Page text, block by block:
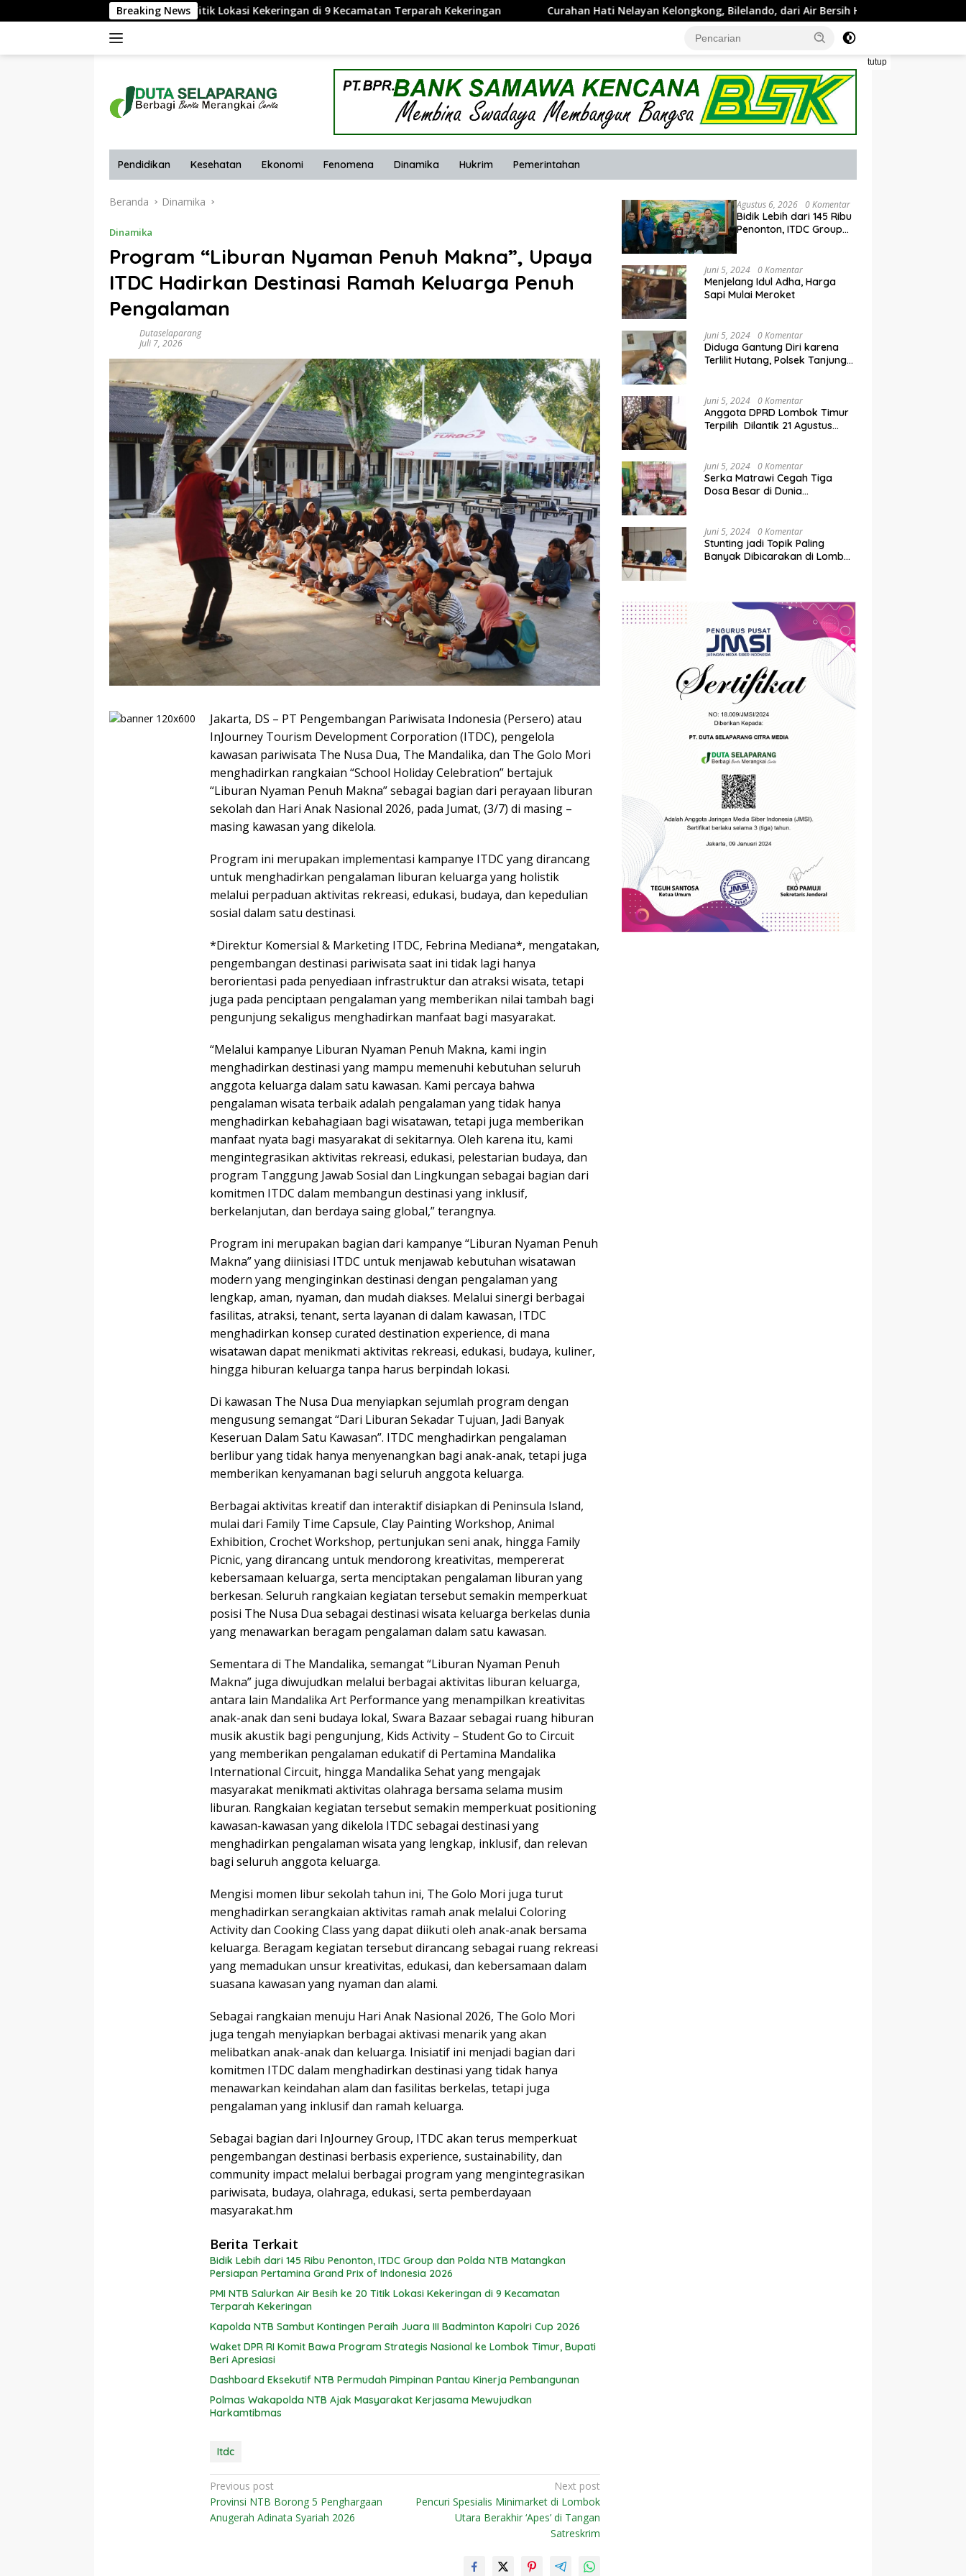
ke
Breaking News
Besih ke 20 Titik Lokasi Kekeringan di 9 Kecamatan Terparah Kekeringan Curahan Hati Nelayan Kelongkong, Bilelando, dari Air Bersih Hingga Harga BBM Meroket
tutup
Pendidikan Kesehatan Ekonomi Fenomena Dinamika Hukrim Pemerintahan
Beranda Dinamika
Dinamika
Program “Liburan Nyaman Penuh Makna”, Upaya
ITDC Hadirkan Destinasi Ramah Keluarga Penuh
Pengalaman
Dutaselaparang
Juli 7, 2026
Jakarta, DS – PT Pengembangan Pariwisata Indonesia (Persero) atau
InJourney Tourism Development Corporation (ITDC), pengelola
kawasan pariwisata The Nusa Dua, The Mandalika, dan The Golo Mori
menghadirkan rangkaian “School Holiday Celebration” bertajuk
“Liburan Nyaman Penuh Makna” sebagai bagian dari perayaan liburan
sekolah dan Hari Anak Nasional 2026, pada Jumat, (3/7) di masing –
masing kawasan yang dikelola.
Program ini merupakan implementasi kampanye ITDC yang dirancang
untuk menghadirkan pengalaman liburan keluarga yang holistik
melalui perpaduan aktivitas rekreasi, edukasi, budaya, dan kepedulian
sosial dalam satu destinasi.
*Direktur Komersial & Marketing ITDC, Febrina Mediana*, mengatakan,
pengembangan destinasi pariwisata saat ini tidak lagi hanya
berorientasi pada penyediaan infrastruktur dan atraksi wisata, tetapi
juga pada penciptaan pengalaman yang memberikan nilai tambah bagi
pengunjung sekaligus menghadirkan manfaat bagi masyarakat.
“Melalui kampanye Liburan Nyaman Penuh Makna, kami ingin
menghadirkan destinasi yang mampu memenuhi kebutuhan seluruh
anggota keluarga dalam satu kawasan. Kami percaya bahwa
pengalaman wisata terbaik adalah pengalaman yang tidak hanya
menghadirkan kebahagiaan bagi wisatawan, tetapi juga memberikan
manfaat nyata bagi masyarakat di sekitarnya. Oleh karena itu, kami
mengintegrasikan aktivitas rekreasi, edukasi, pelestarian budaya, dan
program Tanggung Jawab Sosial dan Lingkungan sebagai bagian dari
komitmen ITDC dalam membangun destinasi yang inklusif,
berkelanjutan, dan berdaya saing global,” terangnya.
Program ini merupakan bagian dari kampanye “Liburan Nyaman Penuh
Makna” yang diinisiasi ITDC untuk menjawab kebutuhan wisatawan
modern yang menginginkan destinasi dengan pengalaman yang
lengkap, aman, nyaman, dan mudah diakses. Melalui sinergi berbagai
fasilitas, atraksi, tenant, serta layanan di dalam kawasan, ITDC
menghadirkan konsep curated destination experience, di mana
wisatawan dapat menikmati aktivitas rekreasi, edukasi, budaya, kuliner,
hingga hiburan keluarga tanpa harus berpindah lokasi.
Di kawasan The Nusa Dua menyiapkan sejumlah program dengan
mengusung semangat “Dari Liburan Sekadar Tujuan, Jadi Banyak
Keseruan Dalam Satu Kawasan”. ITDC menghadirkan pengalaman
berlibur yang tidak hanya menyenangkan bagi anak-anak, tetapi juga
memberikan kenyamanan bagi seluruh anggota keluarga.
Berbagai aktivitas kreatif dan interaktif disiapkan di Peninsula Island,
mulai dari Family Time Capsule, Clay Painting Workshop, Animal
Exhibition, Crochet Workshop, pertunjukan seni anak, hingga Family
Picnic, yang dirancang untuk mendorong kreativitas, mempererat
kebersamaan keluarga, serta menciptakan pengalaman liburan yang
berkesan. Seluruh rangkaian kegiatan tersebut semakin memperkuat
posisi The Nusa Dua sebagai destinasi wisata keluarga berkelas dunia
yang menawarkan beragam pengalaman dalam satu kawasan.
Sementara di The Mandalika, semangat “Liburan Nyaman Penuh
Makna” juga diwujudkan melalui berbagai aktivitas liburan keluarga,
antara lain Mandalika Art Performance yang menampilkan kreativitas
anak-anak dan seni budaya lokal, Swara Bazaar sebagai ruang hiburan
musik akustik bagi pengunjung, Kids Activity – Student Go to Circuit
yang memberikan pengalaman edukatif di Pertamina Mandalika
International Circuit, hingga Mandalika Sehat yang mengajak
masyarakat menikmati aktivitas olahraga bersama selama musim
liburan. Rangkaian kegiatan tersebut semakin memperkuat positioning
kawasan-kawasan yang dikelola ITDC sebagai destinasi yang
menghadirkan pengalaman wisata yang lengkap, inklusif, dan relevan
bagi seluruh anggota keluarga.
Mengisi momen libur sekolah tahun ini, The Golo Mori juga turut
menghadirkan serangkaian aktivitas ramah anak melalui Coloring
Activity dan Cooking Class yang dapat diikuti oleh anak-anak bersama
keluarga. Beragam kegiatan tersebut dirancang sebagai ruang rekreasi
yang memadukan unsur kreativitas, edukasi, dan kebersamaan dalam
suasana kawasan yang nyaman dan alami.
Sebagai rangkaian menuju Hari Anak Nasional 2026, The Golo Mori
juga tengah menyiapkan berbagai aktivasi menarik yang akan
melibatkan anak-anak dan keluarga. Inisiatif ini menjadi bagian dari
komitmen ITDC dalam menghadirkan destinasi yang tidak hanya
menawarkan keindahan alam dan fasilitas berkelas, tetapi juga
pengalaman yang inklusif dan ramah keluarga.
Sebagai bagian dari InJourney Group, ITDC akan terus memperkuat
pengembangan destinasi berbasis experience, sustainability, dan
community impact melalui berbagai program yang mengintegrasikan
pariwisata, budaya, olahraga, edukasi, serta pemberdayaan
masyarakat.hm
Berita Terkait
Bidik Lebih dari 145 Ribu Penonton, ITDC Group dan Polda NTB Matangkan
Persiapan Pertamina Grand Prix of Indonesia 2026
PMI NTB Salurkan Air Besih ke 20 Titik Lokasi Kekeringan di 9 Kecamatan
Terparah Kekeringan
Kapolda NTB Sambut Kontingen Peraih Juara III Badminton Kapolri Cup 2026
Waket DPR RI Komit Bawa Program Strategis Nasional ke Lombok Timur, Bupati
Beri Apresiasi
Dashboard Eksekutif NTB Permudah Pimpinan Pantau Kinerja Pembangunan
Polmas Wakapolda NTB Ajak Masyarakat Kerjasama Mewujudkan
Harkamtibmas
Itdc
Navigasi
pos
Previous post
Provinsi NTB Borong 5 Penghargaan
Anugerah Adinata Syariah 2026
Next post
Pencuri Spesialis Minimarket di Lombok
Utara Berakhir ‘Apes’ di Tangan
Satreskrim
Agustus 6, 2026 0 Komentar
Bidik Lebih dari 145 Ribu
Penonton, ITDC Group
Pertamina Grand Prix of
Indonesia 2026
Juni 5, 2024 0 Komentar
Menjelang Idul Adha, Harga
Sapi Mulai Meroket
Juni 5, 2024 0 Komentar
Diduga Gantung Diri karena
Terlilit Hutang, Polsek Tanjung
Juni 5, 2024 0 Komentar
Anggota DPRD Lombok Timur
Terpilih Dilantik 21 Agustus
Juni 5, 2024 0 Komentar
Serka Matrawi Cegah Tiga
Dosa Besar di Dunia
Juni 5, 2024 0 Komentar
Stunting jadi Topik Paling
Banyak Dibicarakan di Lombok